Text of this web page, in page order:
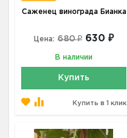
Саженец винограда Бианка
Цена: 680 ₽ 630 ₽
В наличии
Купить
Купить в 1 клик